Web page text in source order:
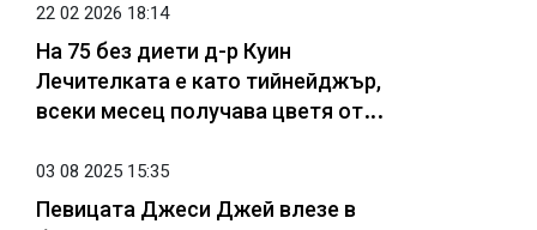
22 02 2026 18:14
На 75 без диети д-р Куин
Лечителката е като тийнейджър,
всеки месец получава цветя от
03 08 2025 15:35
Певицата Джеси Джей влезе в